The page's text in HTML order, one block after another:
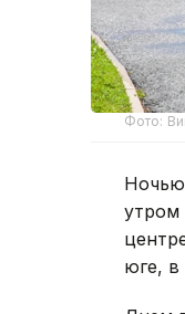
Фото:
Ночью
утром
юге, в